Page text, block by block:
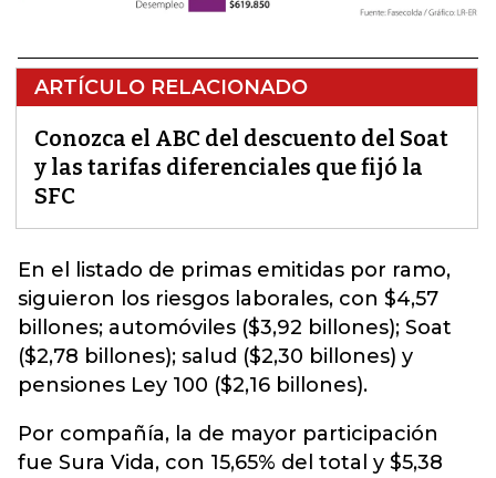
ARTÍCULO RELACIONADO
Conozca el ABC del descuento del Soat
y las tarifas diferenciales que fijó la
SFC
En el listado de primas emitidas por ramo,
siguieron los riesgos laborales, con $4,57
billones; automóviles ($3,92 billones); Soat
($2,78 billones); salud ($2,30 billones) y
pensiones Ley 100 ($2,16 billones).
Por compañía, la de mayor participación
fue Sura Vida, con 15,65% del total y $5,38